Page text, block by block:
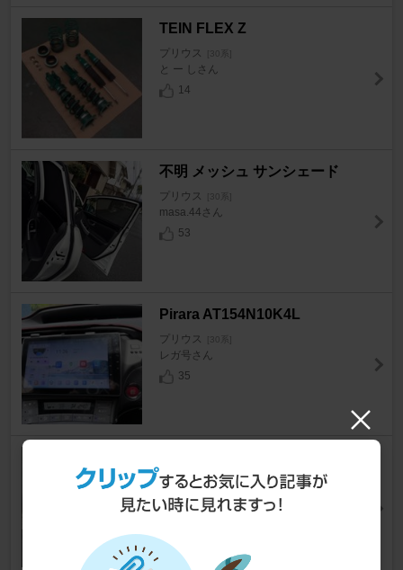
TEIN FLEX Z
プリウス [30系]
と ー しさん
14
不明 メッシュ サンシェード
プリウス [30系]
masa.44さん
53
Pirara AT154N10K4L
プリウス [30系]
レガ号さん
35
ドライト用クリアコーティング
剤 / 39173
のりから めんたいさん
82